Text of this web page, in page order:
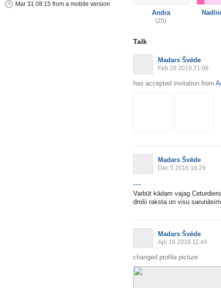
Mar 31 08:15 from a mobile version
Andra
(25)
Talk
Madars Švēde
Feb 28 2019 21:06
has accepted invitation from
Madars Švēde
Dec 5 2016 16:29
....
Varbūt kādam vajag
droši raksta un visu sarunāsim
Madars Švēde
Apr 16 2016 11:44
changed profila picture